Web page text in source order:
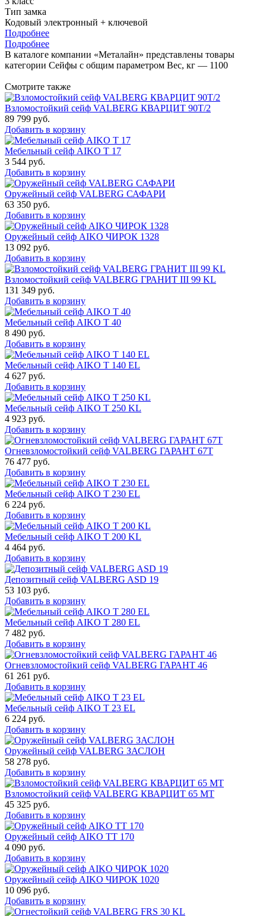
Тип замка
Кодовый электронный + ключевой
Подробнее
Подробнее
В каталоге компании «Металайн» представлены товары
категории Сейфы с общим параметром Вес, кг — 1100
Смотрите также
Взломостойкий сейф VALBERG КВАРЦИТ 90Т/2
89 799 руб.
Добавить в корзину
Мебельный сейф AIKO Т 17
3 544 руб.
Добавить в корзину
Оружейный сейф VALBERG САФАРИ
63 350 руб.
Добавить в корзину
Оружейный сейф AIKO ЧИРОК 1328
13 092 руб.
Добавить в корзину
Взломостойкий сейф VALBERG ГРАНИТ III 99 KL
131 349 руб.
Добавить в корзину
Мебельный сейф AIKO Т 40
8 490 руб.
Добавить в корзину
Мебельный сейф AIKO T 140 EL
4 627 руб.
Добавить в корзину
Мебельный сейф AIKO T 250 KL
4 923 руб.
Добавить в корзину
Огневзломостойкий сейф VALBERG ГАРАНТ 67T
76 477 руб.
Добавить в корзину
Мебельный сейф AIKO T 230 EL
6 224 руб.
Добавить в корзину
Мебельный сейф AIKO T 200 KL
4 464 руб.
Добавить в корзину
Депозитный сейф VALBERG ASD 19
53 103 руб.
Добавить в корзину
Мебельный сейф AIKO T 280 EL
7 482 руб.
Добавить в корзину
Огневзломостойкий сейф VALBERG ГАРАНТ 46
61 261 руб.
Добавить в корзину
Мебельный сейф AIKO Т 23 EL
6 224 руб.
Добавить в корзину
Оружейный сейф VALBERG ЗАСЛОН
58 278 руб.
Добавить в корзину
Взломостойкий сейф VALBERG КВАРЦИТ 65 МТ
45 325 руб.
Добавить в корзину
Оружейный сейф AIKO TT 170
4 090 руб.
Добавить в корзину
Оружейный сейф AIKO ЧИРОК 1020
10 096 руб.
Добавить в корзину